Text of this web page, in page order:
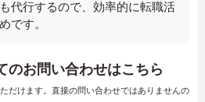
代行するので、効率的に転職活
です。
のお問い合わせはこちら
だけます。直接の問い合わせではありませんの